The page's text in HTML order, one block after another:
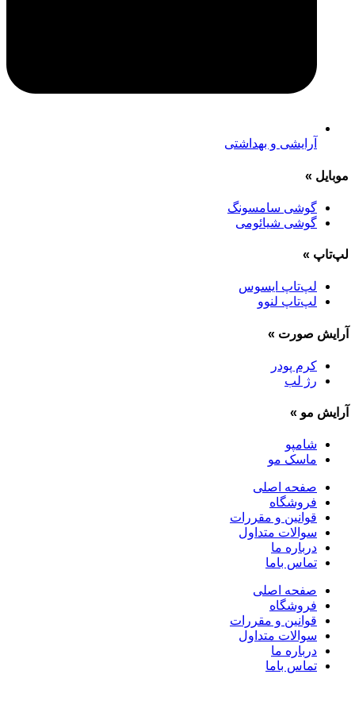
آرایشی و بهداشتی
موبایل »
گوشی سامسونگ
گوشی شیائومی
لپ‌تاپ »
لپ‌تاپ ایسوس
لپ‌تاپ لنوو
آرایش صورت »
کرم پودر
رژ لب
آرایش مو »
شامپو
ماسک مو
صفحه اصلی
فروشگاه
قوانین و مقررات
سوالات متداول
درباره ما
تماس باما
صفحه اصلی
فروشگاه
قوانین و مقررات
سوالات متداول
درباره ما
تماس باما